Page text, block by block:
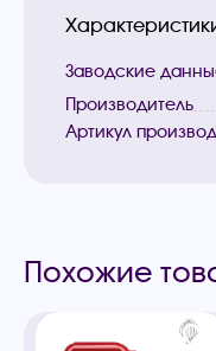
Заводские
Производитель
Артикул
Похожие